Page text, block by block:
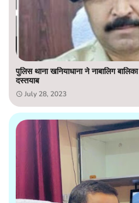
पुलिस थाना खनियाधाना ने नाबालिग
दस्तयाब
July 28, 2023